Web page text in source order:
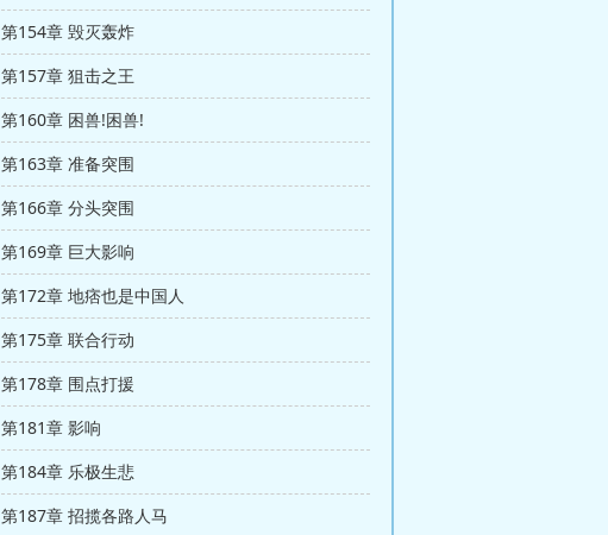
第154章 毁灭轰炸
第157章 狙击之王
第160章 困兽!困兽!
第163章 准备突围
第166章 分头突围
第169章 巨大影响
第172章 地痞也是中国人
第175章 联合行动
第178章 围点打援
第181章 影响
第184章 乐极生悲
第187章 招揽各路人马